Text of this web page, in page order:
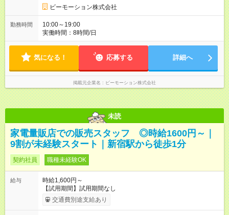
ビーモーション株式会社
勤務時間
10:00～19:00
実働時間：8時間/日
気になる！ 応募する 詳細へ
掲載元企業名 ビーモーション株式会社
未読
家電量販店での販売スタッフ ◎時給1600円～｜
9割が未経験スタート｜新宿駅から徒歩1分
契約社員 職種未経験OK
給与
時給1,600円～
【試用期間】試用期間なし
交通費別途支給あり